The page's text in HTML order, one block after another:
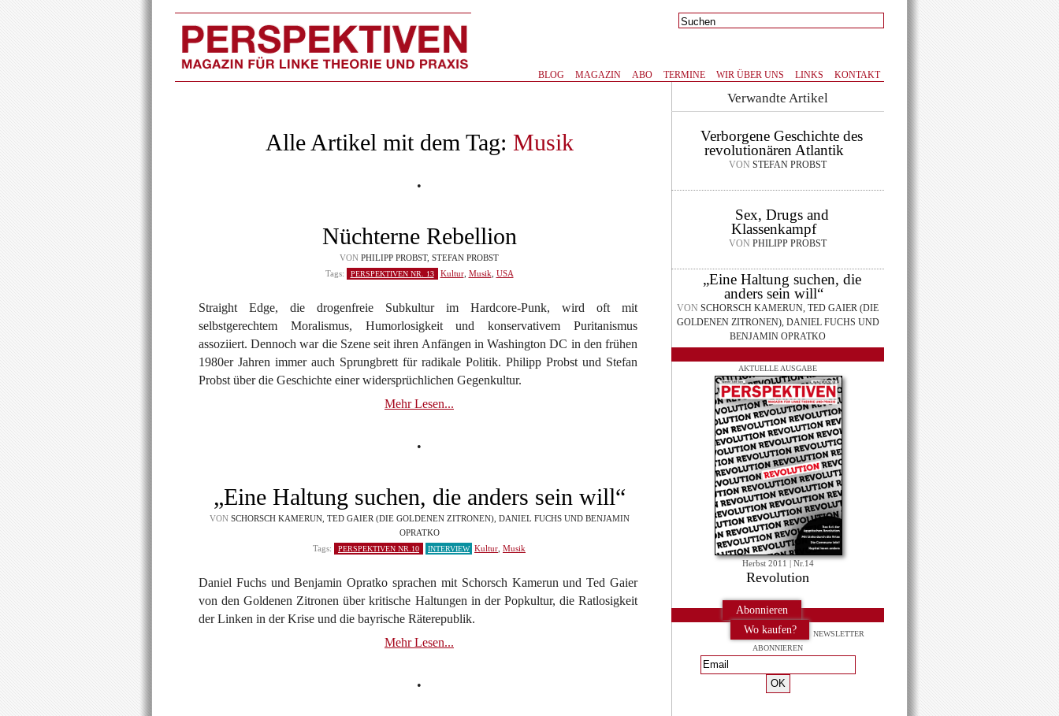
BLOG MAGAZIN ABO TERMINE WIR ÜBER UNS LINKS KONTAKT
Alle Artikel mit dem Tag: Musik
•
Nüchterne Rebellion
VON PHILIPP PROBST, STEFAN PROBST
Tags:
PERSPEKTIVEN NR. 13 Kultur, Musik USA
Straight Edge, die drogenfreie Subkultur im Hardcore-Punk, wird oft mit
selbstgerechtem Moralismus, Humorlosigkeit und konservativem Puritanismus
assoziiert. Dennoch war die Szene seit ihren Anfängen in Washington DC in den frühen
1980er Jahren immer auch Sprungbrett für radikale Politik. Philipp Probst und Stefan
Probst über die Geschichte einer widersprüchlichen Gegenkultur.
Mehr Lesen...
•
„Eine Haltung suchen, die anders sein will“
VON SCHORSCH KAMERUN, TED GAIER (DIE GOLDENEN ZITRONEN), DANIEL FUCHS UND BENJAMIN
OPRATKO
Tags:
PERSPEKTIVEN NR.10 INTERVIEW Kultur Musik
Daniel Fuchs und Benjamin Opratko sprachen mit Schorsch Kamerun und Ted Gaier
von den Goldenen Zitronen über kritische Haltungen in der Popkultur, die Ratlosigkeit
der Linken in der Krise und die bayrische Räterepublik.
Mehr Lesen...
•
Verwandte Artikel
Verborgene Geschichte des
revolutionären Atlantik
VON STEFAN PROBST
Sex, Drugs and
Klassenkampf
VON PHILIPP PROBST
„Eine Haltung suchen, die
anders sein will“
VON SCHORSCH KAMERUN, TED GAIER (DIE
GOLDENEN ZITRONEN), DANIEL FUCHS UND
BENJAMIN OPRATKO
AKTUELLE AUSGABE
Herbst 2011 | Nr.14
Revolution
Abonnieren
Wo kaufen?
NEWSLETTER
ABONNIEREN